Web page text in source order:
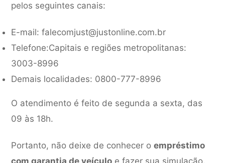
pelos seguintes canais:
E-mail:falecomjust@justonline.com.br
Telefone:Capitais e regiões metropolitanas:
3003-8996
Demais localidades: 0800-777-8996
O atendimento é feito de segunda a sexta, das
09 às 18h.
Portanto, não deixe de conhecer oempréstimo